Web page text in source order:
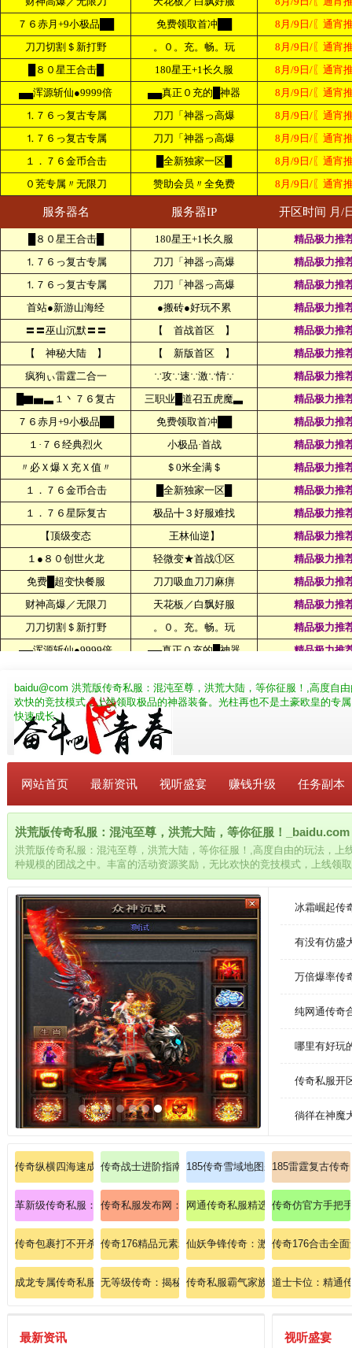
baidu@com 洪荒版传奇私服：混沌至尊，洪荒大陆，等你征服！,高度自
欢快的竞技模式，上线领取极品的神器装备。光柱再也不是土豪欧皇的专
快速成长。
网站首页 最新资讯 视听盛宴 赚钱升级 任务副本
洪荒版传奇私服：混沌至尊，洪荒大陆，等你征服！_baidu.com
洪荒版传奇私服：混沌至尊，洪荒大陆，等你征服！,高度自由的玩法，上
种规模的团战之中。丰富的活动资源奖励，无比欢快的竞技模式，上线领
欧皇的专属，可能你的下一刀就能发现惊喜拥有超级丰富的活动，玩家只
速成长。
冰霜崛起传
有没有仿盛
万倍爆率传
纯网通传奇
哪里有好玩
传奇私服开
徜徉在神魔
传奇纵横四海速成法师冰咆哮终极奥义！
传奇战士进阶指南：从菜鸟到战神的终极蜕变！
185传奇雪域地图杀掉沃玛教主的法
185雷霆复古传
革新级传奇私服：规则重构，暗黑屠龙现世！
传奇私服发布网：传奇站点九幽魔装单挑暗之魔龙教主
网通传奇私服精选：日版超变速成
传奇仿官方手把
传奇包裹打不开杀死牛魔法师的法子！传奇176精品元素粗略分析法师英雄幽灵盾
仙妖争锋传奇：激战私服中的仙妖
传奇176合击全
成龙专属传奇私服：激战龙城之巅，领悟武道巅峰！
无等级传奇：揭秘无等级微变传奇sf的终极玩法
传奇私服霸气家族 道士卡位：精通
最新资讯 视听盛宴